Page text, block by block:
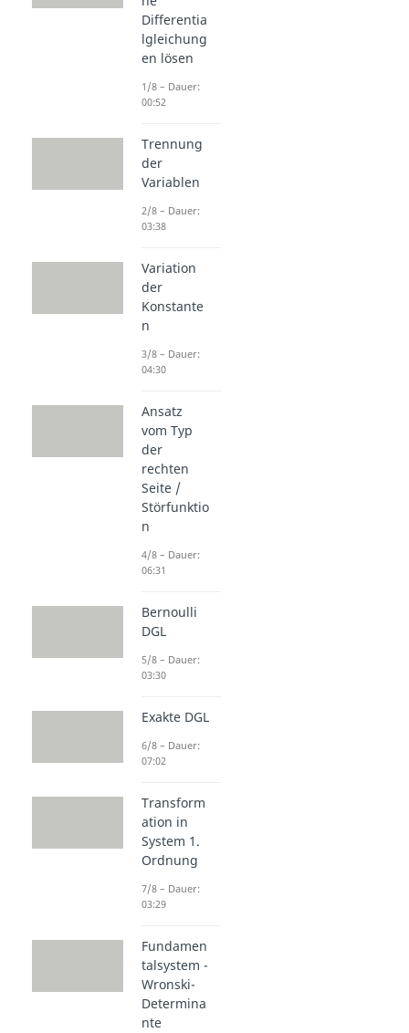
Differentia
lgleichung
en lösen
1/8 – Dauer:
00:52
Trennung
der
Variablen
2/8 – Dauer:
03:38
Variation
der
Konstante
n
3/8 – Dauer:
04:30
Ansatz
vom Typ
der
rechten
Seite /
Störfunktio
n
4/8 – Dauer:
06:31
Bernoulli
DGL
5/8 – Dauer:
03:30
Exakte DGL
6/8 – Dauer:
07:02
Transform
ation in
System 1.
Ordnung
7/8 – Dauer:
03:29
Fundamen
talsystem -
Wronski-
Determina
nte